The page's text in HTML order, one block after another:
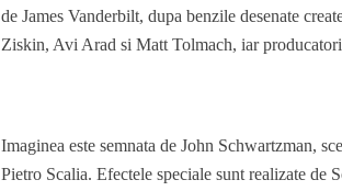
de James Vanderbilt, dupa benzile desenate
Ziskin, Avi Arad si Matt Tolmach, iar
Imaginea este semnata de John Schwartzman,
Pietro Scalia. Efectele speciale sunt realizate de